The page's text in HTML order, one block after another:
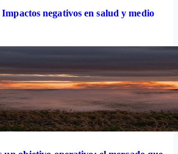
negativos en salud y medio